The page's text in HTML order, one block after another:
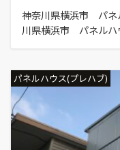
神奈川県横浜市 パ
川県横浜市 パネル
パネルハウス(プレハブ)